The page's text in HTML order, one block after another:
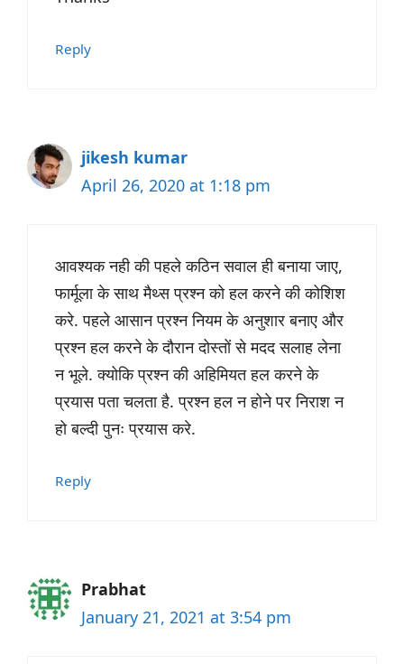
Reply
jikesh kumar
April 26, 2020 at 1:18 pm
आवश्यक नही की पहले कठिन सवाल ही बनाया जाए,
फार्मूला के साथ मैथ्स प्रश्न को हल करने की कोशिश
करे. पहले आसान प्रश्न नियम के अनुशार बनाए और
प्रश्न हल करने के दौरान दोस्तों से मदद सलाह लेना
न भूले. क्योकि प्रश्न की अहिमियत हल करने के
प्रयास पता चलता है. प्रश्न हल न होने पर निराश न
हो बल्दी पुनः प्रयास करे.
Reply
Prabhat
January 21, 2021 at 3:54 pm